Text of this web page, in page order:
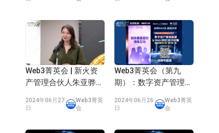
Web3菁英会 | 新火资
产管理合伙人朱亚骅
产与资产管理展望
2024年06月27
日
Web3菁英
会
Web3菁英会（第九
期）：数字资产管理展
瞻
2024年06月26
日
Web3菁英
会